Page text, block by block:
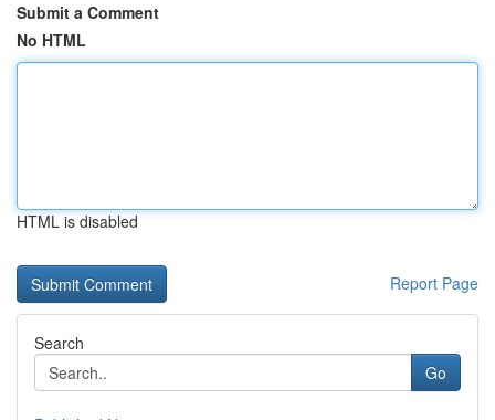
Submit a Comment
No HTML
HTML is disabled
Report Page
Search
Go